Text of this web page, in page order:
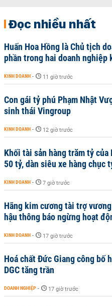
Đọc nhiều nhất
Huấn Hoa Hồng là Chủ tịch
phần trong hai doanh nghiệp
KINH DOANH - 11 giờ trước
Con gái tỷ phú Phạm Nhật
sinh thái Vingroup
KINH DOANH - 12 giờ trước
Khối tài sản hàng trăm tỷ
50 tỷ, dàn siêu xe hàng chục
KINH DOANH - 7 giờ trước
Hãng kim cương tài trợ
hậu thông báo ngừng hoạt
KINH DOANH - 17 giờ trước
Hoá chất Đức Giang công bố
DGC tăng trần
DOANH NGHIỆP - 17 giờ trước